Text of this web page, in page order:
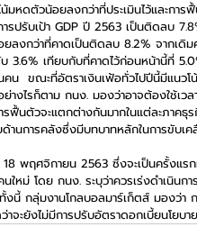
มหดตัวน้อยลงกว่าที่ประเมินไว้และกา
ปรับเป้า GDP ปี 2563 เป็นติดลบ
ลงกว่าที่คาดเป็นติดลบ 8.2% จากเดิ
3.6% เทียบกับที่คาดไว้ก่อนหน้านี้ที่
น  ขณะที่อัตราเงินเฟ้อทั่วไปปีนี้มีแนวโ
างไรก็ตาม กนง. มองว่าอาจต้องใช้เ
ฟื้นตัวจะแตกต่างกันมากในแต่ละภาคธุ
านการคลังซึ่งมีบทบาทหลักในการขับ
18 พฤศจิกายน 2563 ซึ่งจะเป็นครั้ง
ใหม่ โดย กนง. ระบุว่าควรเร่งดำเนิน
งนี้ กลุ่มงานโกลบอลมาร์เก็ตส์ มองว่
จะยังไม่มีการปรับอัตราดอกเบี้ยนโยบา